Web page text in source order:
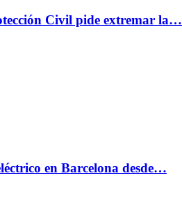
Civil pide extremar la…
en Barcelona desde…